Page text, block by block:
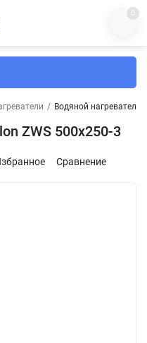
0
/ Водяной нагреватель
ZWS 500x250-3
Сравнение